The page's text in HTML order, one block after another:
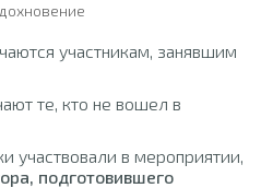
участникам, занявшим
те, кто не вошел в
участвовали в мероприятии,
подготовившего